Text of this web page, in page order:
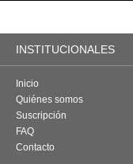
INSTITUCIONALES
Inicio
Quiénes somos
Suscripción
FAQ
Contacto